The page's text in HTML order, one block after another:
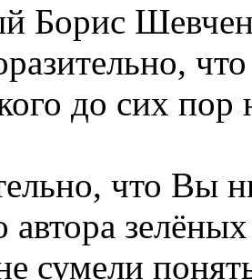
Борис
до сих пор
что Вы
автора
сумели